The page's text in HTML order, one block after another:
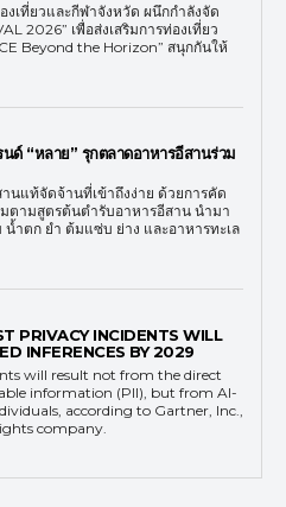
งเที่ยวและกีฬาจังหวัด ผนึกกำลังจัด
2026” เพื่อส่งเสริมการท่องเที่ยว
Beyond the Horizon” สนุกกันให้
ด์ “หลาย” รุกตลาดอาหารอีสานร่วม
นแท้จัดจ้านที่เข้าถึงง่าย ด้วยการคัด
ตามสูตรต้นตำรับอาหารอีสาน นำมา
ำตก ยำ ต้มแซ่บ ย่าง และอาหารทะเล
PRIVACY INCIDENTS WILL
INFERENCES BY 2029
will result not from the direct
information (PII), but from AI-
according to Gartner, Inc.,
company.